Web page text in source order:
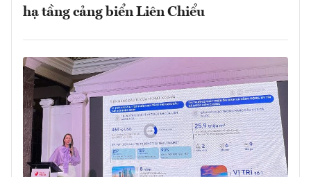
hạ tầng cảng biển Liên Chiểu